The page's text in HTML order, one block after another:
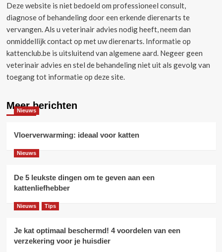
Deze website is niet bedoeld om professioneel consult,
diagnose of behandeling door een erkende dierenarts te
vervangen.Als u veterinair advies nodig heeft, neem dan
onmiddellijk contact op met uw dierenarts. Informatie op
kattenclub.be is uitsluitend van algemene aard. Negeer geen
veterinair advies en stel de behandeling niet uit als gevolg van
toegang tot informatie op deze site.
Meer berichten
Nieuws
Vloerverwarming: ideaal voor katten
Nieuws
De 5 leukste dingen om te geven aan een
kattenliefhebber
Nieuws Tips
Je kat optimaal beschermd! 4 voordelen van een
verzekering voor je huisdier